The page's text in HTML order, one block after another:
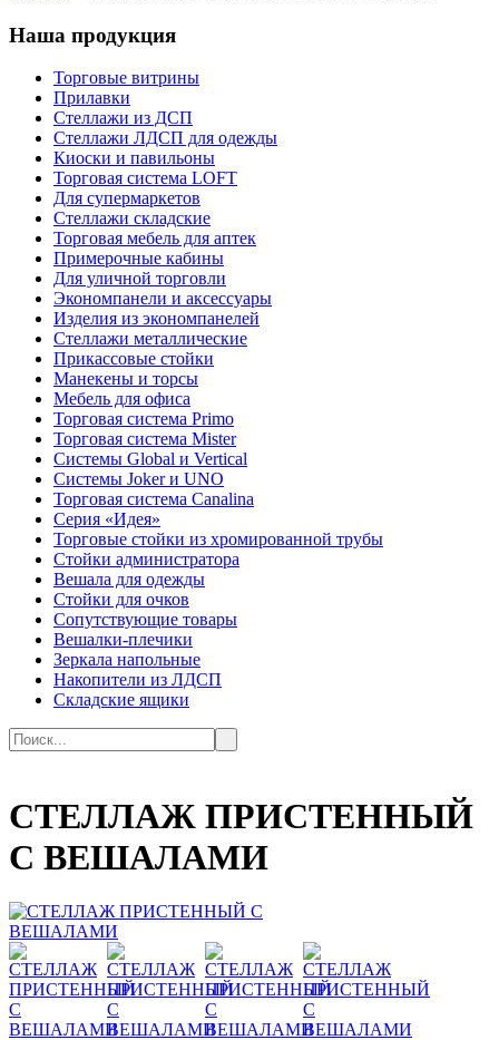
Наша продукция
Торговые витрины
Прилавки
Стеллажи из ДСП
Стеллажи ЛДСП для одежды
Киоски и павильоны
Торговая система LOFT
Для супермаркетов
Стеллажи складские
Торговая мебель для аптек
Примерочные кабины
Для уличной торговли
Экономпанели и аксессуары
Изделия из экономпанелей
Стеллажи металлические
Прикассовые стойки
Манекены и торсы
Мебель для офиса
Торговая система Primo
Торговая система Mister
Системы Global и Vertical
Системы Joker и UNO
Торговая система Canalina
Серия «Идея»
Торговые стойки из хромированной трубы
Стойки администратора
Вешала для одежды
Стойки для очков
Сопутствующие товары
Вешалки-плечики
Зеркала напольные
Накопители из ЛДСП
Складские ящики
СТЕЛЛАЖ ПРИСТЕННЫЙ
С ВЕШАЛАМИ